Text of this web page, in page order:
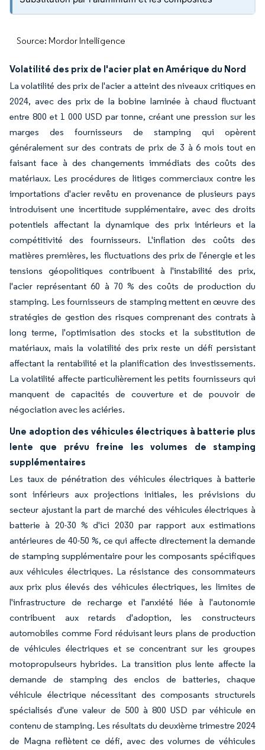
Source: Mordor Intelligence
Volatilité des prix de l'acier plat en Amérique du Nord
La volatilité des prix de l'acier a atteint des niveaux critiques en
2024, avec des prix de la bobine laminée à chaud fluctuant
entre 800 et 1 000 USD par tonne, créant une pression sur les
marges des fournisseurs de stamping qui opèrent
généralement sur des contrats de prix de 3 à 6 mois tout en
faisant face à des changements immédiats des coûts des
matériaux. Les procédures de litiges commerciaux contre les
importations d'acier revêtu en provenance de plusieurs pays
introduisent une incertitude supplémentaire, avec des droits
potentiels affectant la dynamique des prix intérieurs et la
compétitivité des fournisseurs. L'inflation des coûts des
matières premières, les fluctuations des prix de l'énergie et les
tensions géopolitiques contribuent à l'instabilité des prix,
l'acier représentant 60 à 70 % des coûts de production du
stamping. Les fournisseurs de stamping mettent en œuvre des
stratégies de gestion des risques comprenant des contrats à
long terme, l'optimisation des stocks et la substitution de
matériaux, mais la volatilité des prix reste un défi persistant
affectant la rentabilité et la planification des investissements.
La volatilité affecte particulièrement les petits fournisseurs qui
manquent de capacités de couverture et de pouvoir de
négociation avec les aciéries.
Une adoption des véhicules électriques à batterie plus
lente que prévu freine les volumes de stamping
supplémentaires
Les taux de pénétration des véhicules électriques à batterie
sont inférieurs aux projections initiales, les prévisions du
secteur ajustant la part de marché des véhicules électriques à
batterie à 20-30 % d'ici 2030 par rapport aux estimations
antérieures de 40-50 %, ce qui affecte directement la demande
de stamping supplémentaire pour les composants spécifiques
aux véhicules électriques. La résistance des consommateurs
aux prix plus élevés des véhicules électriques, les limites de
l'infrastructure de recharge et l'anxiété liée à l'autonomie
contribuent aux retards d'adoption, les constructeurs
automobiles comme Ford réduisant leurs plans de production
de véhicules électriques et se concentrant sur les groupes
motopropulseurs hybrides. La transition plus lente affecte la
demande de stamping des enclos de batteries, chaque
véhicule électrique nécessitant des composants structurels
spécialisés d'une valeur de 500 à 800 USD par véhicule en
contenu de stamping. Les résultats du deuxième trimestre 2024
de Magna reflètent ce défi, avec des volumes de véhicules